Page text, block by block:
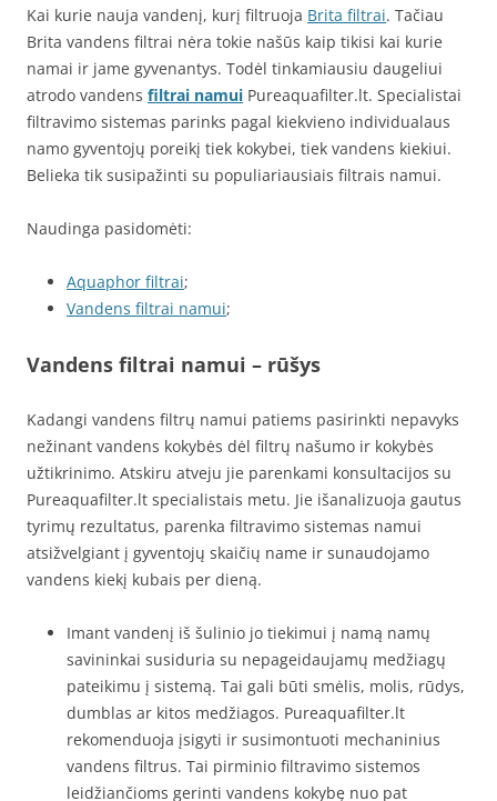
Kai kurie nauja vandenį, kurį filtruoja Brita filtrai. Tačiau
Brita vandens filtrai nėra tokie našūs kaip tikisi kai kurie
namai ir jame gyvenantys. Todėl tinkamiausiu daugeliui
atrodo vandens filtrai namui Pureaquafilter.lt. Specialistai
filtravimo sistemas parinks pagal kiekvieno individualaus
namo gyventojų poreikį tiek kokybei, tiek vandens kiekiui.
Belieka tik susipažinti su populiariausiais filtrais namui.
Naudinga pasidomėti:
Aquaphor filtrai;
Vandens filtrai namui;
Vandens filtrai namui – rūšys
Kadangi vandens filtrų namui patiems pasirinkti nepavyks
nežinant vandens kokybės dėl filtrų našumo ir kokybės
užtikrinimo. Atskiru atveju jie parenkami konsultacijos su
Pureaquafilter.lt specialistais metu. Jie išanalizuoja gautus
tyrimų rezultatus, parenka filtravimo sistemas namui
atsižvelgiant į gyventojų skaičių name ir sunaudojamo
vandens kiekį kubais per dieną.
Imant vandenį iš šulinio jo tiekimui į namą namų
savininkai susiduria su nepageidaujamų medžiagų
pateikimu į sistemą. Tai gali būti smėlis, molis, rūdys,
dumblas ar kitos medžiagos. Pureaquafilter.lt
rekomenduoja įsigyti ir susimontuoti mechaninius
vandens filtrus. Tai pirminio filtravimo sistemos
leidžiančioms gerinti vandens kokybę nuo pat